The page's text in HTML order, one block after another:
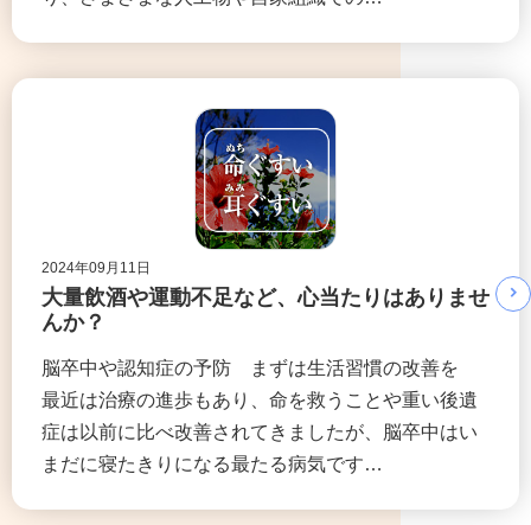
2024年09月11日
大量飲酒や運動不足など、心当たりはありませ
んか？
脳卒中や認知症の予防 まずは生活習慣の改善を
最近は治療の進歩もあり、命を救うことや重い後遺
症は以前に比べ改善されてきましたが、脳卒中はい
まだに寝たきりになる最たる病気です…